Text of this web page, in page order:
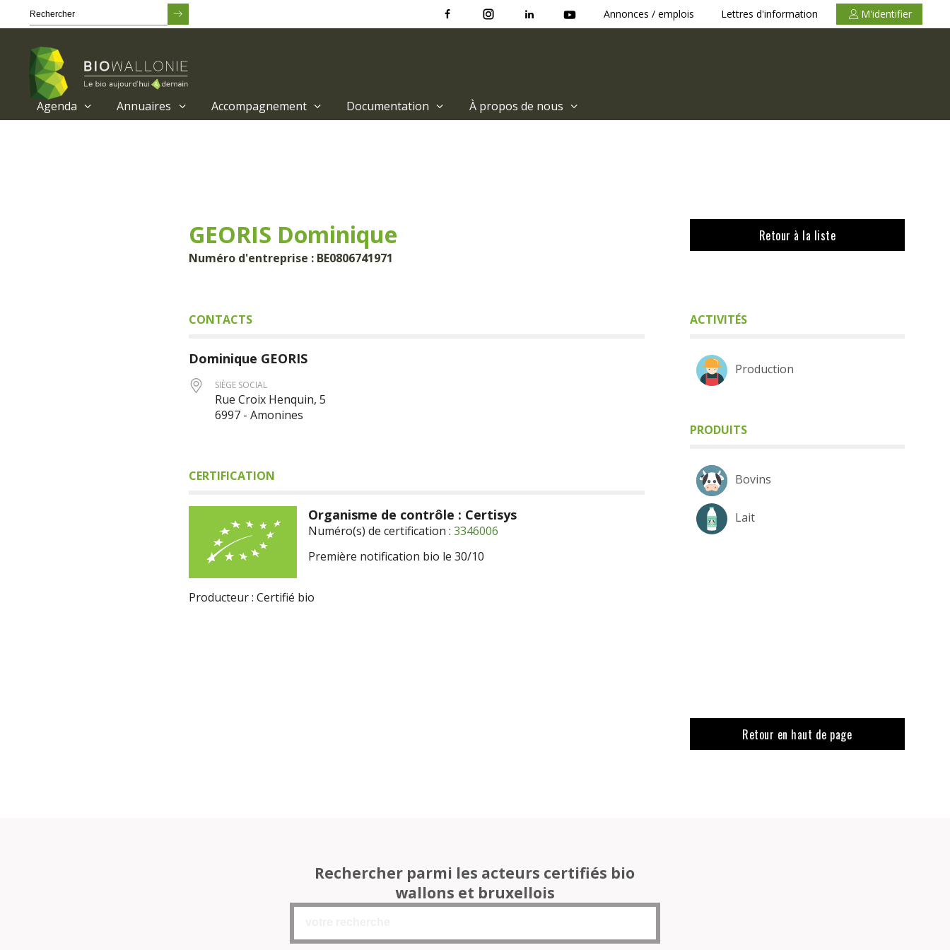
Annonces / emplois Lettres d'information M'identifier
Agenda Annuaires Accompagnement Documentation À propos de nous
GEORIS Dominique
Numéro d'entreprise : BE0806741971
CONTACTS
Dominique GEORIS
SIÈGE SOCIAL
Rue Croix Henquin, 5
6997 - Amonines
CERTIFICATION
Organisme de contrôle : Certisys
Numéro(s) de certification : 3346006
Première notification bio le 30/10
Producteur : Certifié bio
Retour à la liste
ACTIVITÉS
Production
PRODUITS
Bovins
Lait
Retour en haut de page
Rechercher parmi les acteurs certifiés bio
wallons et bruxellois